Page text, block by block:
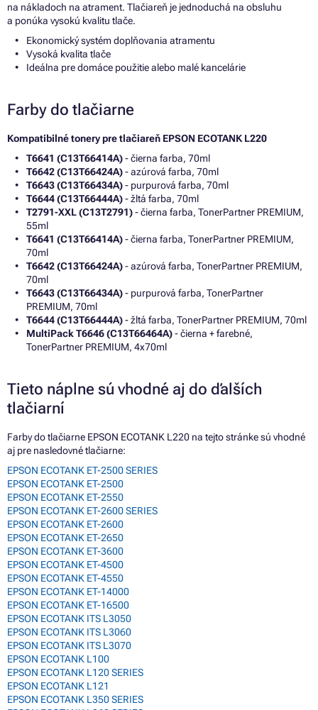
na nákladoch na atrament. Tlačiareň je jednoduchá na obsluhu
a ponúka vysokú kvalitu tlače.
Ekonomický systém doplňovania atramentu
Vysoká kvalita tlače
Ideálna pre domáce použitie alebo malé kancelárie
Farby do tlačiarne
Kompatibilné tonery pre tlačiareň EPSON ECOTANK L220
T6641 (C13T66414A)- čierna farba, 70ml
T6642 (C13T66424A)- azúrová farba, 70ml
T6643 (C13T66434A)- purpurová farba, 70ml
T6644 (C13T66444A)- žltá farba, 70ml
T2791-XXL (C13T2791)- čierna farba, TonerPartner PREMIUM,
55ml
T6641 (C13T66414A)- čierna farba, TonerPartner PREMIUM,
70ml
T6642 (C13T66424A)- azúrová farba, TonerPartner PREMIUM,
70ml
T6643 (C13T66434A)- purpurová farba, TonerPartner
PREMIUM, 70ml
T6644 (C13T66444A)- žltá farba, TonerPartner PREMIUM, 70ml
MultiPack T6646 (C13T66464A)- čierna + farebné,
TonerPartner PREMIUM, 4x70ml
Tieto náplne sú vhodné aj do ďalších
tlačiarní
Farby do tlačiarne EPSON ECOTANK L220 na tejto stránke sú vhodné
aj pre nasledovné tlačiarne:
EPSON ECOTANK ET-2500 SERIES
EPSON ECOTANK ET-2500
EPSON ECOTANK ET-2550
EPSON ECOTANK ET-2600 SERIES
EPSON ECOTANK ET-2600
EPSON ECOTANK ET-2650
EPSON ECOTANK ET-3600
EPSON ECOTANK ET-4500
EPSON ECOTANK ET-4550
EPSON ECOTANK ET-14000
EPSON ECOTANK ET-16500
EPSON ECOTANK ITS L3050
EPSON ECOTANK ITS L3060
EPSON ECOTANK ITS L3070
EPSON ECOTANK L100
EPSON ECOTANK L120 SERIES
EPSON ECOTANK L121
EPSON ECOTANK L350 SERIES